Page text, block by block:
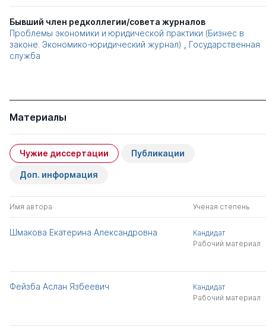
Бывший член редколлегии/совета журналов
Проблемы экономики и юридической практики (Бизнес в
законе. Экономико-юридический журнал)
Государственная
служба
Материалы
Чужие диссертации Публикации
Доп. информация
Имя автора Ученая степень
Шмакова Екатерина Александровна
Кандидат
Рабочий материал
Фейзба Аслан Язбеевич
Кандидат
Рабочий материал